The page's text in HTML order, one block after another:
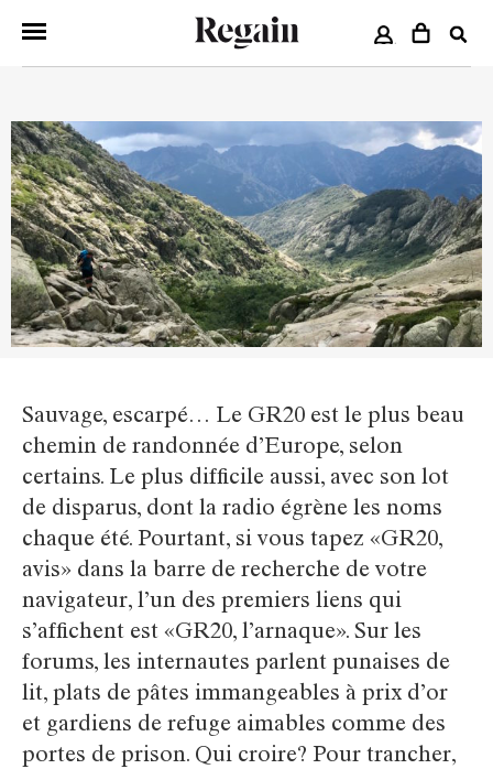
COMPTE
Sauvage, escarpé… Le GR20 est le plus beau
chemin de randonnée d’Europe, selon
certains. Le plus difficile aussi, avec son lot
de disparus, dont la radio égrène les noms
chaque été. Pourtant, si vous tapez «GR20,
avis» dans la barre de recherche de votre
navigateur, l’un des premiers liens qui
s’affichent est «GR20, l’arnaque». Sur les
forums, les internautes parlent punaises de
lit, plats de pâtes immangeables à prix d’or
et gardiens de refuge aimables comme des
portes de prison. Qui croire? Pour trancher,